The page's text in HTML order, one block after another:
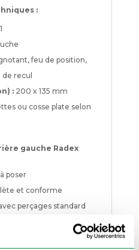
:
feu de position,
recul
:200 x 135 mm
ou cosse plate selon
gauche Radex
poser
et conforme
perçages standard